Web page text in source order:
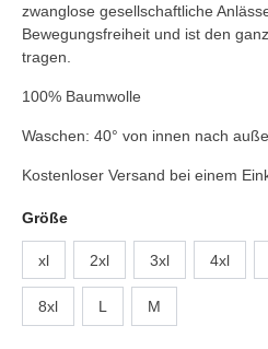
zwanglose gesellschaftliche
Bewegungsfreiheit und ist den
tragen.
100% Baumwolle
Waschen: 40° von innen nach
Kostenloser Versand bei einem
Größe
xl 2xl 3xl 4xl
8xl L M